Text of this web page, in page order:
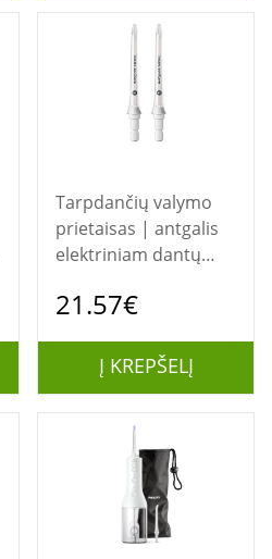
Tarpdančių valymo
prietaisas | antgalis
elektriniam dantų
PHILIPS
21.57€
Į KREPŠELĮ